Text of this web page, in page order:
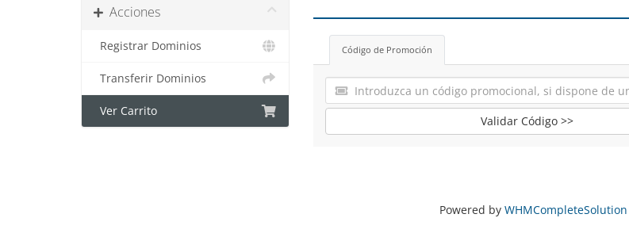
Acciones
Registrar Dominios
Transferir Dominios
Ver Carrito
Código de Promoción
Validar Código >>
Powered by WHMCompleteSolution